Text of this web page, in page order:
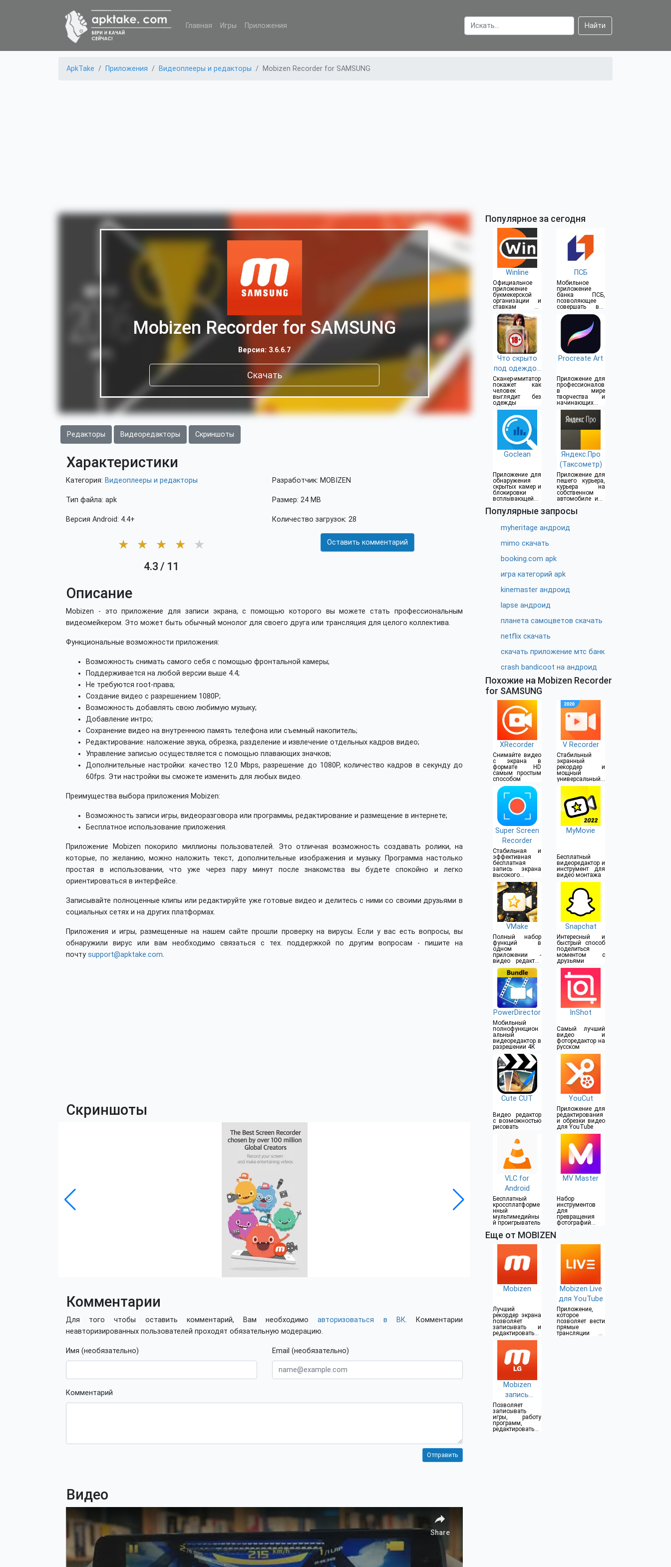
Главная Игры Приложения Найти
ApkTake Приложения Видеоплееры и редакторы Mobizen Recorder for SAMSUNG
Mobizen Recorder for SAMSUNG
Версия: 3.6.6.7
Скачать
Редакторы Видеоредакторы Скриншоты
Характеристики
Категория: Видеоплееры и редакторы
Тип файла: apk
Версия Android: 4.4+
Разработчик: MOBIZEN
Размер: 24 MB
Количество загрузок: 28
★ ★ ★ ★ ★
4.3 / 11
Оставить комментарий
Описание
Mobizen - это приложение для записи экрана, с помощью которого вы можете стать профессиональным
видеомейкером. Это может быть обычный монолог для своего друга или трансляция для целого коллектива.
Функциональные возможности приложения:
Возможность снимать самого себя с помощью фронтальной камеры;
Поддерживается на любой версии выше 4.4;
Не требуются root-права;
Создание видео с разрешением 1080Р;
Возможность добавлять свою любимую музыку;
Добавление интро;
Сохранение видео на внутреннюю память телефона или съемный накопитель;
Редактирование: наложение звука, обрезка, разделение и извлечение отдельных кадров видео;
Управление записью осуществляется с помощью плавающих значков;
Дополнительные настройки: качество 12.0 Mbps, разрешение до 1080P, количество кадров в секунду до
60fps. Эти настройки вы сможете изменить для любых видео.
Преимущества выбора приложения Mobizen:
Возможность записи игры, видеоразговора или программы, редактирование и размещение в интернете;
Бесплатное использование приложения.
Приложение Mobizen покорило миллионы пользователей. Это отличная возможность создавать ролики, на
которые, по желанию, можно наложить текст, дополнительные изображения и музыку. Программа настолько
простая в использовании, что уже через пару минут после знакомства вы будете спокойно и легко
ориентироваться в интерфейсе.
Записывайте полноценные клипы или редактируйте уже готовые видео и делитесь с ними со своими друзьями в
социальных сетях и на других платформах.
Приложения и игры, размещенные на нашем сайте прошли проверку на вирусы. Если у вас есть вопросы, вы
обнаружили вирус или вам необходимо связаться с тех. поддержкой по другим вопросам - пишите на
почту support@apktake.com.
Скриншоты
Комментарии
Для того чтобы оставить комментарий, Вам необходимоавторизоваться в ВК. Комментарии
неавторизированных пользователей проходят обязательную модерацию.
Имя (необязательно) Email (необязательно)
Комментарий
Видео
Популярное за сегодня
Winline
Официальное
приложение
букмекерской
организации и
ставкам на
спорт
ПСБ
Мобильное
приложение
банка ПСБ,
позволяющее
совершать все
операции прямо
из дома
Что скрыто
под одеждой
(18+)
Сканер-имитатор
покажет как
человек
выглядит без
одежды
Procreate Art
Приложение для
профессионалов
в мире
творчества и
начинающих
художников
Goclean
Приложение для
обнаружения
скрытых камер и
блокировки
всплывающей
Яндекс.Про
(Таксометр)
Приложение для
пешего курьера,
курьера на
собственном
автомобиле или
Популярные запросы
myheritage андроид
mimo скачать
booking.com apk
игра категорий apk
kinemaster андроид
lapse андроид
планета самоцветов скачать
netflix скачать
скачать приложение мтс банк
crash bandicoot на андроид
Похожие на Mobizen Recorder
for SAMSUNG
XRecorder
Снимайте видео
с экрана в
формате HD
самым простым
способом
V Recorder
Стабильный
экранный
рекордер и
мощный
универсальный
редактор видео
Super Screen
Recorder
Стабильная и
эффективная
бесплатная
запись экрана
высокого
разрешения
MyMovie
Бесплатный
видеоредактор и
инструмент для
видео монтажа
VMake
Полный набор
функций в
одном
приложении -
видео редактор
и фото музыка
Snapchat
Интересный и
быстрый способ
поделиться
моментом с
друзьями
PowerDirector
Мобильный
полнофункцион
альный
видеоредактор в
разрешении 4К
InShot
Самый лучший
видео и
фоторедактор на
русском
Cute CUT
Видео редактор
с возможностью
рисовать
YouCut
Приложение для
редактирования
и обрезки видео
для YouTube
VLC for
Android
Бесплатный
кроссплатформе
нный
мультимедийны
й проигрыватель
MV Master
Набор
инструментов
для
превращения
фотографий в
Еще от MOBIZEN
Mobizen
Лучший
рекордер экрана
позволяет
записывать и
редактировать
видео
Mobizen Live
для YouTube
Приложение,
которое
позволяет вести
прямые
трансляции на
Mobizen
запись
экрана (LG)
Позволяет
записывать
игры, работу
программ,
редактировать